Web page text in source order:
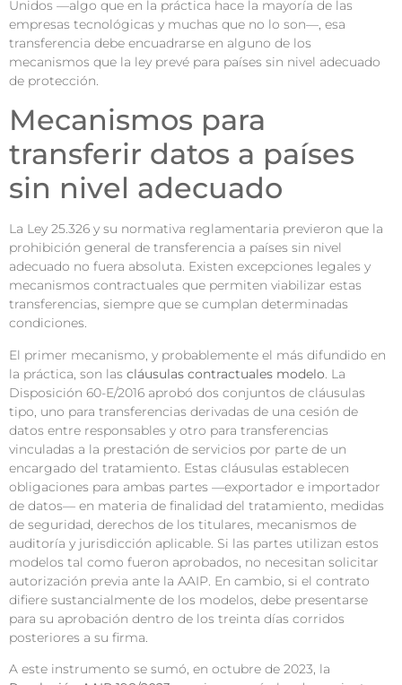
Unidos —algo que en la práctica hace la mayoría de las
empresas tecnológicas y muchas que no lo son—, esa
transferencia debe encuadrarse en alguno de los
mecanismos que la ley prevé para países sin nivel adecuado
de protección.
Mecanismos para
transferir datos a países
sin nivel adecuado
La Ley 25.326 y su normativa reglamentaria previeron que la
prohibición general de transferencia a países sin nivel
adecuado no fuera absoluta. Existen excepciones legales y
mecanismos contractuales que permiten viabilizar estas
transferencias, siempre que se cumplan determinadas
condiciones.
El primer mecanismo, y probablemente el más difundido en
la práctica, son las cláusulas contractuales modelo. La
Disposición 60-E/2016 aprobó dos conjuntos de cláusulas
tipo, uno para transferencias derivadas de una cesión de
datos entre responsables y otro para transferencias
vinculadas a la prestación de servicios por parte de un
encargado del tratamiento. Estas cláusulas establecen
obligaciones para ambas partes —exportador e importador
de datos— en materia de finalidad del tratamiento, medidas
de seguridad, derechos de los titulares, mecanismos de
auditoría y jurisdicción aplicable. Si las partes utilizan estos
modelos tal como fueron aprobados, no necesitan solicitar
autorización previa ante la AAIP. En cambio, si el contrato
difiere sustancialmente de los modelos, debe presentarse
para su aprobación dentro de los treinta días corridos
posteriores a su firma.
A este instrumento se sumó, en octubre de 2023, la